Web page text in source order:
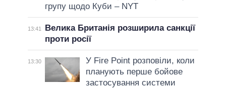
групу щодо Куби – NYT
13:41
Велика Британія розширила санкції
проти росії
13:30
У Fire Point розповіли, коли
планують перше бойове
застосування системи